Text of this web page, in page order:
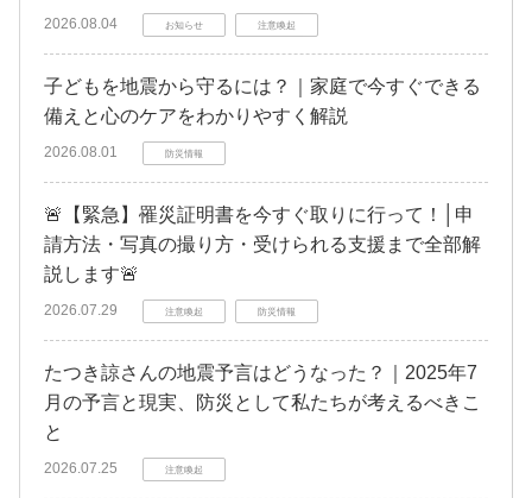
2026.08.04 お知らせ 注意喚起
子どもを地震から守るには？｜家庭で今すぐできる
備えと心のケアをわかりやすく解説
2026.08.01 防災情報
🚨【緊急】罹災証明書を今すぐ取りに行って！│申
請方法・写真の撮り方・受けられる支援まで全部解
説します🚨
2026.07.29 注意喚起 防災情報
たつき諒さんの地震予言はどうなった？｜2025年7
月の予言と現実、防災として私たちが考えるべきこ
と
2026.07.25 注意喚起